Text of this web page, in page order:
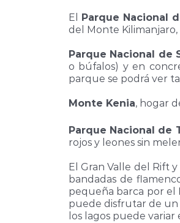
El Parque Nacional
del Monte
Parque Nacional de
o búfalos) y en
parque se podrá ver
Monte Kenia, hogar
Parque Nacional de
rojos y leones sin
El Gran Valle del Rift
bandadas de
pequeña barca por el
puede disfrutar de un
los lagos puede